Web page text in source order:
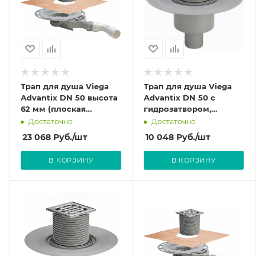
Трап для душа Viega
Advantix DN 50 высота
62 мм (плоская
модель, пластиковая
гидрозатвором,
арт.687694 (4980.60)
Достаточно
23 068 Руб./шт
В КОРЗИНУ
Трап для душа Viega
Advantix DN 50 с
гидрозатвором,
арт.557188 (4951.1)
Решетка 150х150 мм.
Достаточно
10 048Руб./шт
В КОРЗИНУ